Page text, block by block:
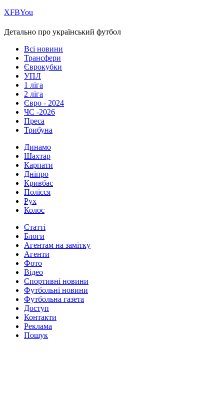
ХFBYou
Детально про український футбол
Всі новини
Трансфери
Єврокубки
УПЛ
1 ліга
2 ліга
Євро - 2024
ЧС -2026
Преса
Трибуна
Динамо
Шахтар
Карпати
Дніпро
Кривбас
Полісся
Рух
Колос
Статті
Блоги
Агентам на замітку
Агенти
Фото
Відео
Спортивні новини
Футбольні новини
Футбольна газета
Доступ
Контакти
Реклама
Пошук